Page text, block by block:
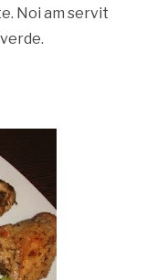
Noi am servit